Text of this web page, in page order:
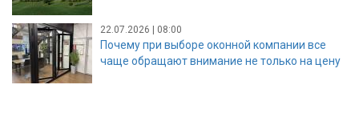
22.07.2026 | 08:00
Почему при выборе оконной компании все
чаще обращают внимание не только на цену